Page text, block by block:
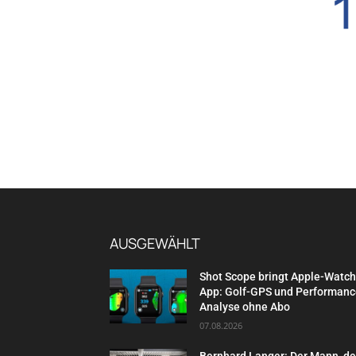
AUSGEWÄHLT
Shot Scope bringt Apple-
App: Golf-GPS und
Analyse ohne Abo
07.08.2026